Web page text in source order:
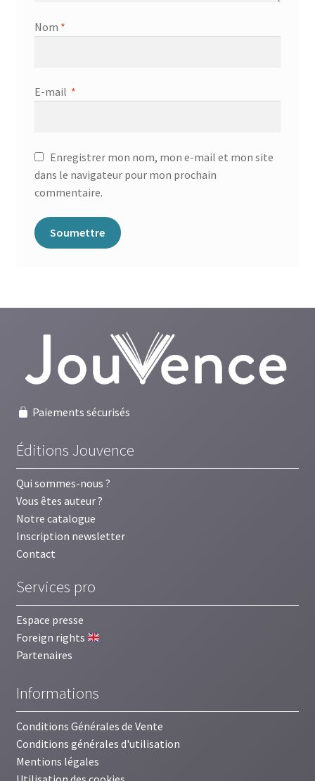
Nom *
E-mail *
Enregistrer mon nom, mon e-mail et mon site
dans le navigateur pour mon prochain
commentaire.
Paiements sécurisés
Éditions Jouvence
Qui sommes-nous ?
Vous êtes auteur ?
Notre catalogue
Inscription newsletter
Contact
Services pro
Espace presse
Foreign rights
Partenaires
Informations
Conditions Générales de Vente
Conditions générales d'utilisation
Mentions légales